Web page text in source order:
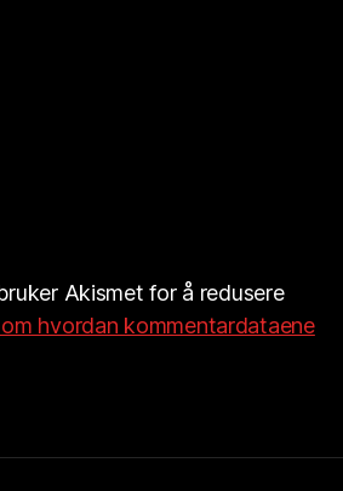
Akismet for å redusere
hvordan kommentardataene